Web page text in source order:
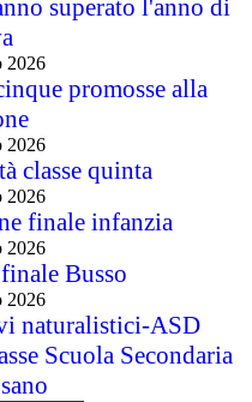
superato l'anno di
2026
promosse alla
2026
classe quinta
2026
finale infanzia
2026
Busso
2026
naturalistici-ASD
Scuola Secondaria